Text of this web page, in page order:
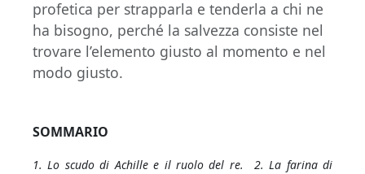
profetica per strapparla e tenderla a chi ne
ha bisogno, perché la salvezza consiste nel
trovare l’elemento giusto al momento e nel
modo giusto.
SOMMARIO
1. Lo scudo di Achille e il ruolo del re. 2. La farina di